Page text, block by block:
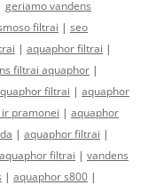
geriamo vandens
filtrai | seo
| aquaphor filtrai |
filtrai aquaphor |
filtrai | aquaphor
pramonei | aquaphor
| aquaphor filtrai |
aquaphor filtrai | vandens
| aquaphor s800 |